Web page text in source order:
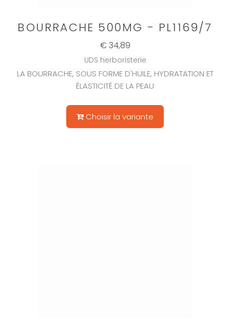
BOURRACHE 500MG - PL1169/7
€ 34,89
UDS herboristerie
LA BOURRACHE, SOUS FORME D'HUILE, HYDRATATION ET
ÉLASTICITÉ DE LA PEAU
Choisir la variante